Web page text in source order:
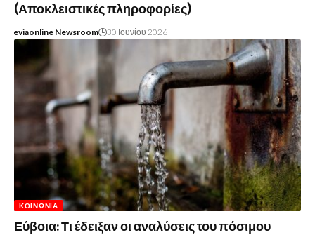
(Αποκλειστικές πληροφορίες)
eviaonline Newsroom 30 Ιουνίου 2026
ΚΟΙΝΩΝΊΑ
Εύβοια: Τι έδειξαν οι αναλύσεις του πόσιμου